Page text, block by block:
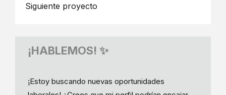
Siguiente proyecto
¡HABLEMOS! ✨
¡Estoy buscando nuevas oportunidades